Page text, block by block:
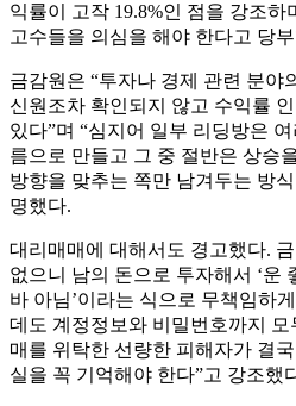
익률이 고작 19.8%인 점을 강조
고수들을 의심을 해야 한다고 당
금감원은 “투자나 경제 관련 분야
신원조차 확인되지 않고 수익률
있다”며 “심지어 일부 리딩방은
름으로 만들고 그 중 절반은 상승
방향을 맞추는 쪽만 남겨두는 방
명했다.
대리매매에 대해서도 경고했다.
없으니 남의 돈으로 투자해서 ‘운
바 아님’이라는 식으로 무책임하
데도 계정정보와 비밀번호까지 모
매를 위탁한 선량한 피해자가 결
실을 꼭 기억해야 한다”고 강조했